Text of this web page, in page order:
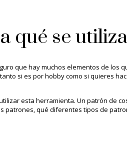
qué se
que hay muchos elementos de los
si es por hobby como si quieres
esta herramienta. Un patrón de
patrones, qué diferentes tipos de